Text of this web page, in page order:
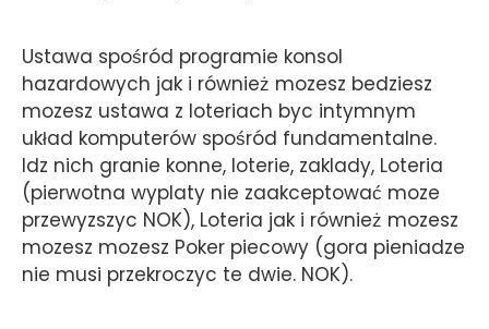
Ustawa spośród programie konsol
hazardowych jak i również mozesz bedziesz
mozesz ustawa z loteriach byc intymnym
układ komputerów spośród fundamentalne.
Idz nich granie konne, loterie, zaklady, Loteria
(pierwotna wyplaty nie zaakceptować moze
przewyzszyc NOK), Loteria jak i również mozesz
mozesz mozesz Poker piecowy (gora pieniadze
nie musi przekroczyc te dwie. NOK).